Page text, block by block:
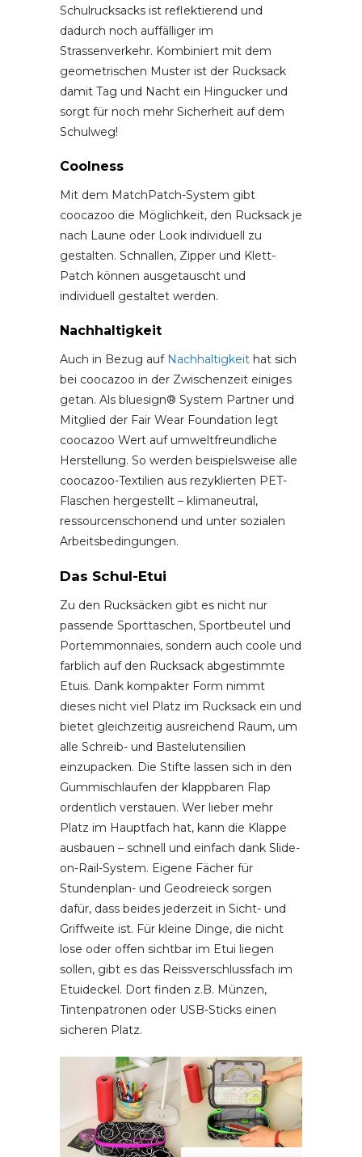
Schulrucksacks ist reflektierend und
dadurch noch auffälliger im
Strassenverkehr. Kombiniert mit dem
geometrischen Muster ist der Rucksack
damit Tag und Nacht ein Hingucker und
sorgt für noch mehr Sicherheit auf dem
Schulweg!
Coolness
Mit dem MatchPatch-System gibt
coocazoo die Möglichkeit, den Rucksack je
nach Laune oder Look individuell zu
gestalten. Schnallen, Zipper und Klett-
Patch können ausgetauscht und
individuell gestaltet werden.
Nachhaltigkeit
Auch in Bezug auf Nachhaltigkeit hat sich
bei coocazoo in der Zwischenzeit einiges
getan. Als bluesign® System Partner und
Mitglied der Fair Wear Foundation legt
coocazoo Wert auf umweltfreundliche
Herstellung. So werden beispielsweise alle
coocazoo-Textilien aus rezyklierten PET-
Flaschen hergestellt – klimaneutral,
ressourcenschonend und unter sozialen
Arbeitsbedingungen.
Das Schul-Etui
Zu den Rucksäcken gibt es nicht nur
passende Sporttaschen, Sportbeutel und
Portemmonnaies, sondern auch coole und
farblich auf den Rucksack abgestimmte
Etuis. Dank kompakter Form nimmt
dieses nicht viel Platz im Rucksack ein und
bietet gleichzeitig ausreichend Raum, um
alle Schreib- und Bastelutensilien
einzupacken. Die Stifte lassen sich in den
Gummischlaufen der klappbaren Flap
ordentlich verstauen. Wer lieber mehr
Platz im Hauptfach hat, kann die Klappe
ausbauen – schnell und einfach dank Slide-
on-Rail-System. Eigene Fächer für
Stundenplan- und Geodreieck sorgen
dafür, dass beides jederzeit in Sicht- und
Griffweite ist. Für kleine Dinge, die nicht
lose oder offen sichtbar im Etui liegen
sollen, gibt es das Reissverschlussfach im
Etuideckel. Dort finden z.B. Münzen,
Tintenpatronen oder USB-Sticks einen
sicheren Platz.